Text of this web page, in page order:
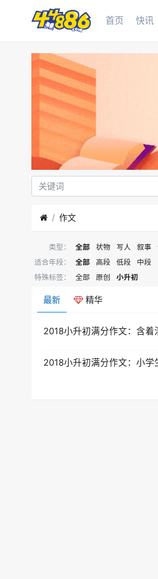
首页 快讯
作文
类型： 全部 状物 写人 叙事
适合年段：
全部 高段 低段
中段
特殊标签：
全部 原创 小升初
最新 精华
2018小升初满分作文：含着
2018小升初满分作文：小学